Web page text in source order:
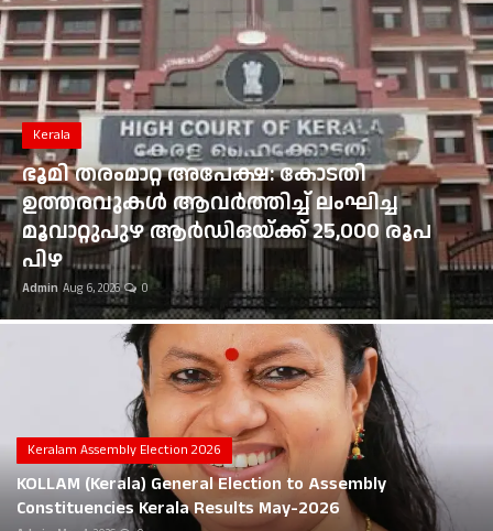
Sports
Food
Gulf News
Loksabha Election 2024
Technology
Health
Jobs Mall
Career
Education
Kerala
ഇടുക്കി ഏലപ്പാറയ്ക്ക് സമീപം കാർ
തോട്ടിലേക്ക് മറിഞ്ഞ് തിരുവനന്തപുരം
സ്വദേശി മരിച്ചു; മൂന്നുപേർക്ക് പരിക്ക്
Admin Aug 6, 2026 0
Keralam Assembly Election 2026
KOLLAM (Kerala) General Election to Assembly
Constituencies Kerala Results May-2026